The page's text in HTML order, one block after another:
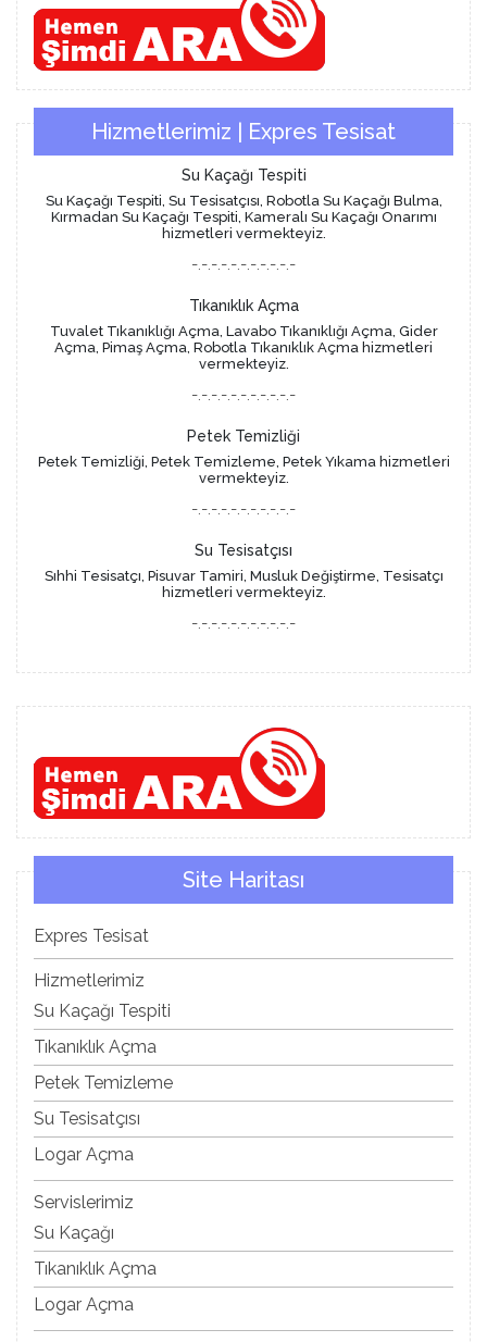
Hizmetlerimiz | Expres Tesisat
Su Kaçağı Tespiti
Su Kaçağı Tespiti, Su Tesisatçısı, Robotla Su Kaçağı Bulma,
Kırmadan Su Kaçağı Tespiti, Kameralı Su Kaçağı Onarımı
hizmetleri vermekteyiz.
-.-.-.-.-.-.-.-.-.-.-
Tıkanıklık Açma
Tuvalet Tıkanıklığı Açma, Lavabo Tıkanıklığı Açma, Gider
Açma, Pimaş Açma, Robotla Tıkanıklık Açma hizmetleri
vermekteyiz.
-.-.-.-.-.-.-.-.-.-.-
Petek Temizliği
Petek Temizliği, Petek Temizleme, Petek Yıkama hizmetleri
vermekteyiz.
-.-.-.-.-.-.-.-.-.-.-
Su Tesisatçısı
Sıhhi Tesisatçı, Pisuvar Tamiri, Musluk Değiştirme, Tesisatçı
hizmetleri vermekteyiz.
-.-.-.-.-.-.-.-.-.-.-
Site Haritası
Expres Tesisat
Hizmetlerimiz
Su Kaçağı Tespiti
Tıkanıklık Açma
Petek Temizleme
Su Tesisatçısı
Logar Açma
Servislerimiz
Su Kaçağı
Tıkanıklık Açma
Logar Açma